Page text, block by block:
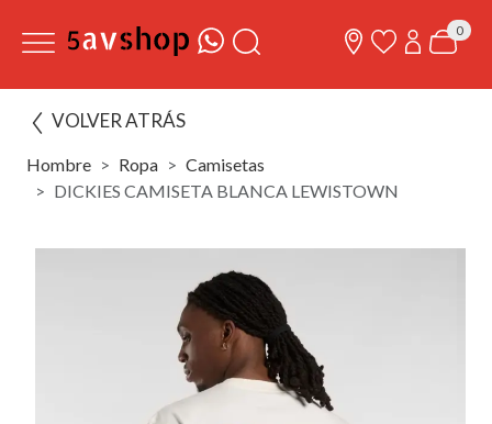
0
VOLVER ATRÁS
Hombre Ropa
Camisetas
DICKIES CAMISETA BLANCA LEWISTOWN